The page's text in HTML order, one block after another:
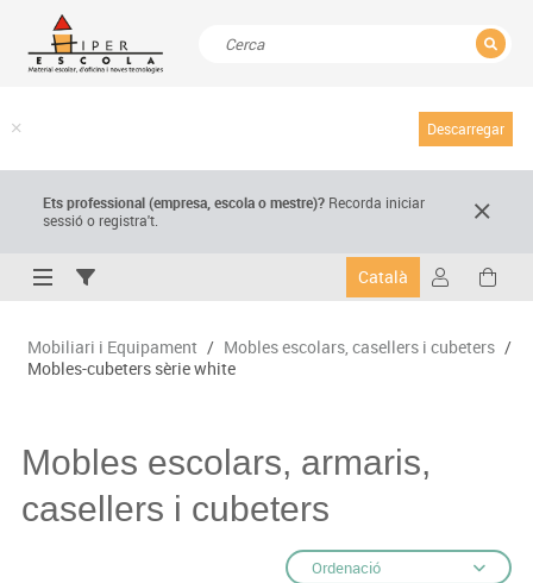
Descarregar
Ets professional (empresa,escola o mestre)? Recorda iniciar
sessió o registra't.
Català
Mobiliari i Equipament / Mobles escolars, casellers i cubeters /
Mobles-cubeters sèrie white
Mobles escolars, armaris,
casellers i cubeters
Ordenació